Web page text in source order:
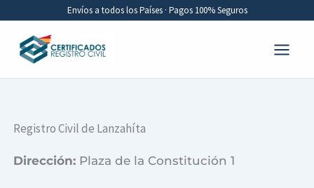
contenido
Envíos a todos los Países · Pagos 100% Seguros
Registro Civil de Lanzahíta
Dirección: Plaza de la Constitución 1